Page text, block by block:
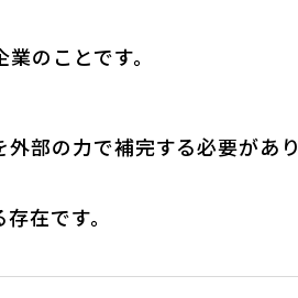
のことです。
部の力で補完する必要があり
在です。